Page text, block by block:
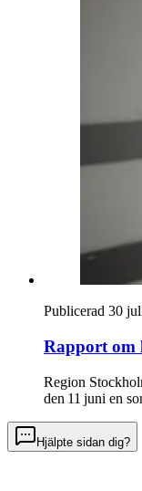
Publicerad 30
Rapport om
Region
den 11 juni en
Hjälpte sidan dig?